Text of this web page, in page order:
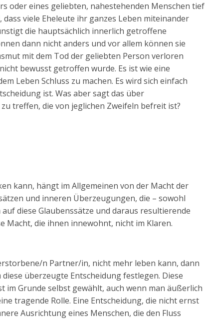
oder eines geliebten, nahestehenden Menschen tief
viele Eheleute ihr ganzes Leben miteinander
die hauptsächlich innerlich getroffene
dann nicht anders und vor allem können sie
mit dem Tod der geliebten Person verloren
bewusst getroffen wurde. Es ist wie eine
Leben Schluss zu machen. Es wird sich einfach
ist. Was aber sagt das über
treffen, die von jeglichen Zweifeln befreit ist?
kann, hängt im Allgemeinen von der Macht der
und inneren Überzeugungen, die – sowohl
diese Glaubenssätze und daraus resultierende
Macht, die ihnen innewohnt, nicht im Klaren.
n Partner/in, nicht mehr leben kann, dann
überzeugte Entscheidung festlegen. Diese
im Grunde selbst gewählt, auch wenn man äußerlich
tragende Rolle. Eine Entscheidung, die nicht ernst
Ausrichtung eines Menschen, die den Fluss